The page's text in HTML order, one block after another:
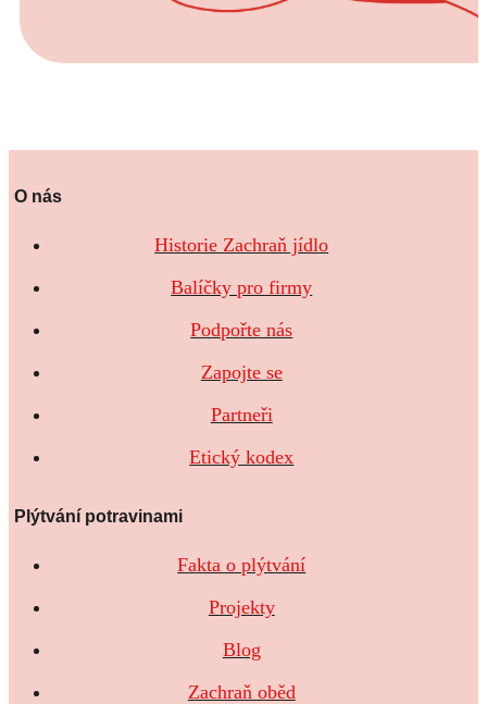
O nás
Historie Zachraň jídlo
Balíčky pro firmy
Podpořte nás
Zapojte se
Partneři
Etický kodex
Plýtvání potravinami
Fakta o plýtvání
Projekty
Blog
Zachraň oběd